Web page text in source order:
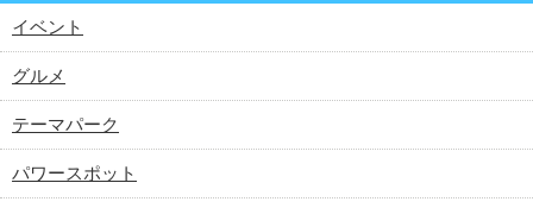
イベント
グルメ
テーマパーク
パワースポット